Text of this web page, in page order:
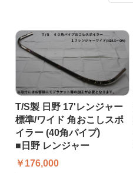
T/S製 日野 17'レンジャー
標準/ワイド 角おこしスポ
イラー (40角パイプ)
■日野 レンジャー
￥176,000